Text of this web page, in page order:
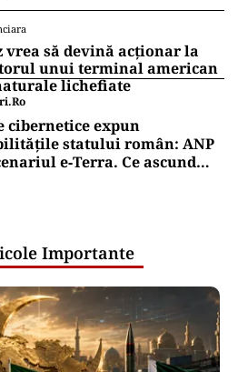
vrea să devină acționar la
unui terminal american
lichefiate
cibernetice expun
statului român: ANP
e‑Terra. Ce ascund
Importante